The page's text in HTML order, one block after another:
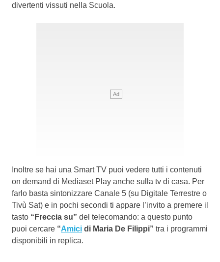
divertenti vissuti nella Scuola.
Inoltre se hai una Smart TV puoi vedere tutti i contenuti
on demand di Mediaset Play anche sulla tv di casa. Per
farlo basta sintonizzare Canale 5 (su Digitale Terrestre o
Tivù Sat) e in pochi secondi ti appare l’invito a premere il
tasto “Freccia su” del telecomando: a questo punto
puoi cercare “Amici di Maria De Filippi” tra i programmi
disponibili in replica.